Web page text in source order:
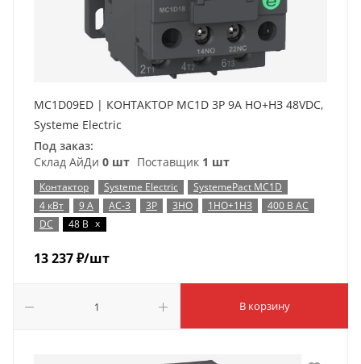
MC1D09ED | КОНТАКТОР MC1D 3P 9A НО+НЗ 48VDC,
Systeme Electric
Под заказ:
Склад АйДи 0 шт Поставщик 1 шт
Контактор Systeme Electric
SystemePact MC1D
4 кВт
9 А AC-3 3P 3НО 1НО+1НЗ
400 В AC
DC
48 В x
13 237₽/шт
В корзину